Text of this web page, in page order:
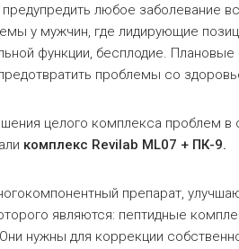
любое заболевание
у мужчин, где лидирующие
функции, бесплодие.
проблемы со
целого комплекса проблем в
комплекс Revilab ML07 + ПК-9.
препарат,
являются: пептидные
нужны для коррекции